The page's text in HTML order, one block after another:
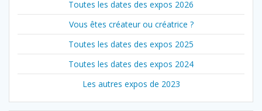
Toutes les dates des expos 2026
Vous êtes créateur ou créatrice ?
Toutes les dates des expos 2025
Toutes les dates des expos 2024
Les autres expos de 2023